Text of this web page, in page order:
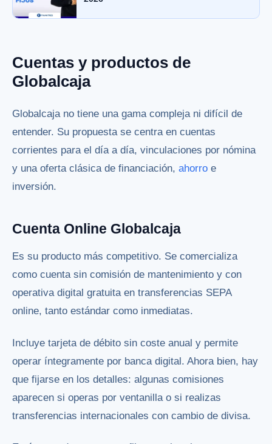
Cuentas y productos de
Globalcaja
Globalcaja no tiene una gama compleja ni difícil de
entender. Su propuesta se centra en cuentas
corrientes para el día a día, vinculaciones por nómina
y una oferta clásica de financiación, ahorro e
inversión.
Cuenta Online Globalcaja
Es su producto más competitivo. Se comercializa
como cuenta sin comisión de mantenimiento y con
operativa digital gratuita en transferencias SEPA
online, tanto estándar como inmediatas.
Incluye tarjeta de débito sin coste anual y permite
operar íntegramente por banca digital. Ahora bien, hay
que fijarse en los detalles: algunas comisiones
aparecen si operas por ventanilla o si realizas
transferencias internacionales con cambio de divisa.